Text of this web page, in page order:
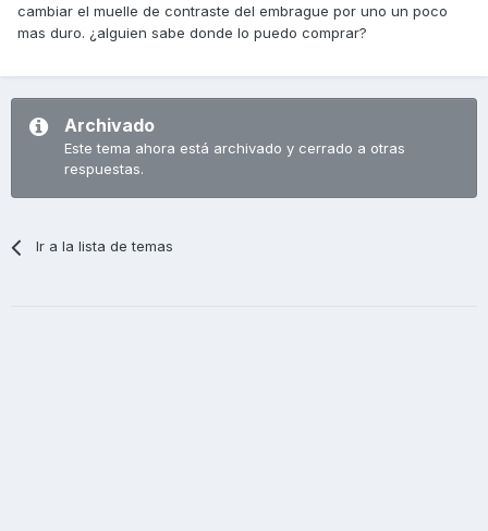
cambiar el muelle de contraste del embrague por uno un poco
mas duro. ¿alguien sabe donde lo puedo comprar?
Archivado
Este tema ahora está archivado y cerrado a otras
respuestas.
Ir a la lista de temas